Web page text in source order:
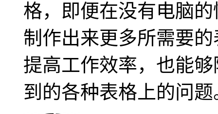
格，即便在没有电脑
制作出来更多所需要
提高工作效率，也能
到的各种表格上的问题